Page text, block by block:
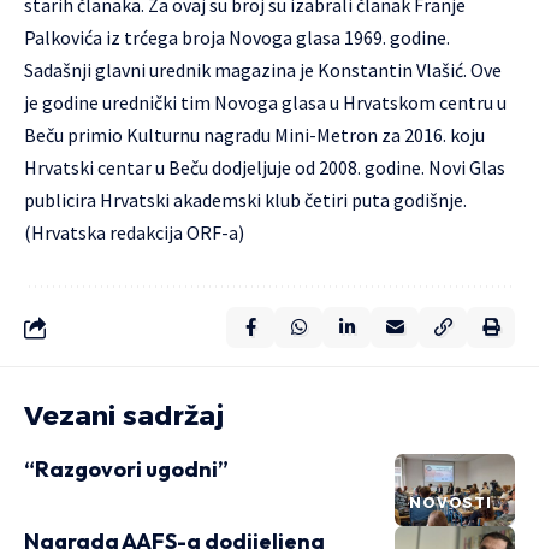
starih članaka. Za ovaj su broj su izabrali članak Franje
Palkovića iz trćega broja Novoga glasa 1969. godine.
Sadašnji glavni urednik magazina je Konstantin Vlašić. Ove
je godine urednički tim Novoga glasa u Hrvatskom centru u
Beču primio Kulturnu nagradu Mini-Metron za 2016. koju
Hrvatski centar u Beču dodjeljuje od 2008. godine. Novi Glas
publicira Hrvatski akademski klub četiri puta godišnje.
(Hrvatska redakcija ORF-a)
Vezani sadržaj
NOVOSTI
“Razgovori ugodni”
Nagrada AAFS-a dodijeljena